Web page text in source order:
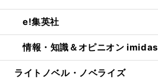
e!集英社
情報・知識＆オピニオン imidas
ライトノベル・ノベライズ